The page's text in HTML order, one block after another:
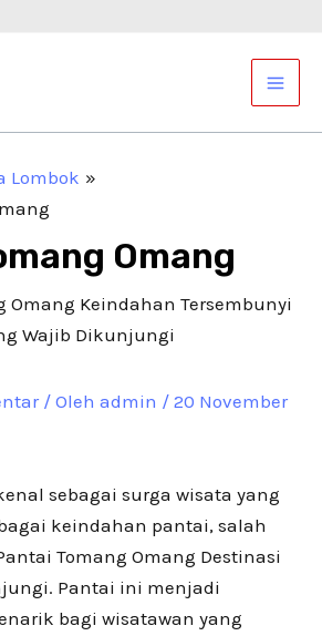
Main
Lombok
Omang
/ Oleh admin / 20 November
sebagai surga wisata yang
keindahan pantai, salah
Tomang Omang Destinasi
Pantai ini menjadi
bagi wisatawan yang